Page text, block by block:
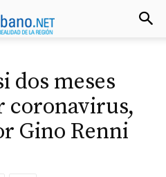
dos meses
coronavirus,
Gino Renni